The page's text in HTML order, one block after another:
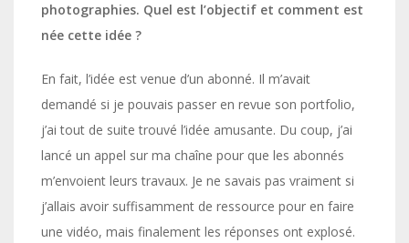
photographies. Quel est l’objectif et comment est
née cette idée ?
En fait, l’idée est venue d’un abonné. Il m’avait
demandé si je pouvais passer en revue son portfolio,
j’ai tout de suite trouvé l’idée amusante. Du coup, j’ai
lancé un appel sur ma chaîne pour que les abonnés
m’envoient leurs travaux. Je ne savais pas vraiment si
j’allais avoir suffisamment de ressource pour en faire
une vidéo, mais finalement les réponses ont explosé.